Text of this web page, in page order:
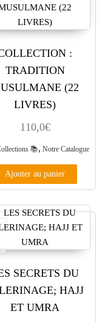
:
TRADITION
(22
LIVRES)
110,0€
📚, Notre Catalogue
Ajouter au panier
SECRETS DU
HAJJ
ET UMRA